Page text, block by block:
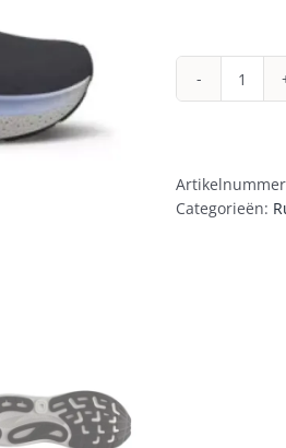
Brooks
aantal
Categorieën: